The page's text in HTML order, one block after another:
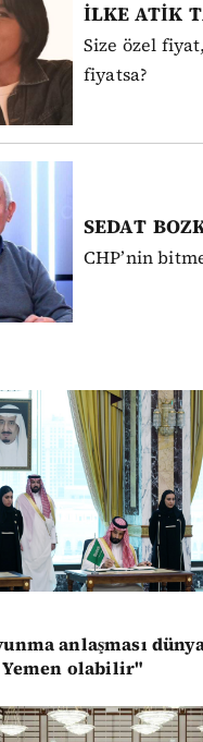
İLKE ATİK
Size özel
fiyatsa?
SEDAT
CHP’nin
anlaşması
olabilir"